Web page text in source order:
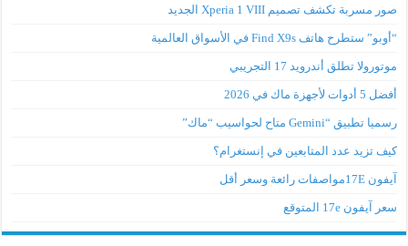
صور مسربة تكشف تصميم Xperia 1 VIII الجديد
“أوبو” ستطرح هاتف Find X9s في الأسواق العالمية
موتورولا تطلق أندرويد 17 التجريبي
أفضل 5 أدوات لأجهزة ماك في 2026
رسميا تطبيق “Gemini متاح لحواسيب “ماك”
كيف تزيد عدد المتابعين في إنستغرام؟
آيفون 17Eمواصفات رائعة وسعر أقل
سعر آيفون 17e المتوقع